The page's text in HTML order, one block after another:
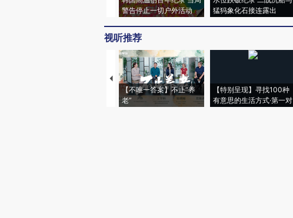
警告停止一切户外活动
猛犸象化石接连露出
视听推荐
【不唯一答案】不止“养
老”
【特别呈现】寻找100种
有意思的生活方式·第一对